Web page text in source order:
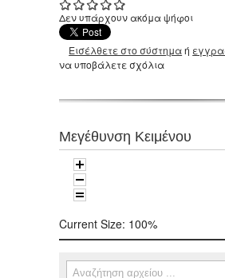
Δεν υπάρχουν ακόμα ψήφοι
Εισέλθετε στο σύστημαή
να υποβάλετε σχόλια
Μεγέθυνση Κειμένου
Current Size: 100%
Φόρμα αναζήτησης
Αναζήτηση